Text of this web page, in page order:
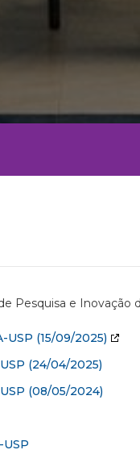
Pesquisa e Inovação
USP (15/09/2025)
(24/04/2025)
(08/05/2024)